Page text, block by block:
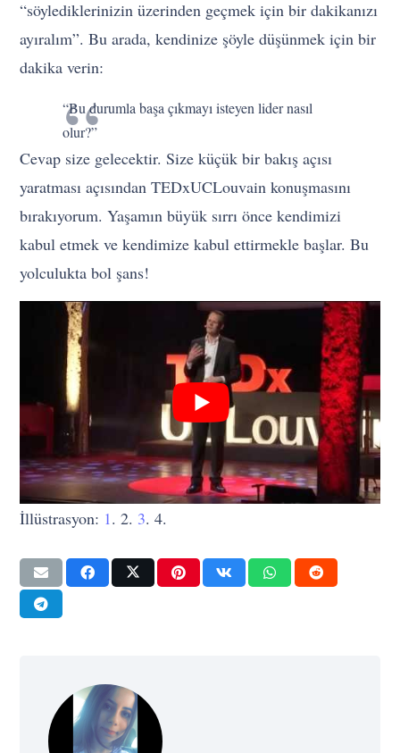
“söylediklerinizin üzerinden geçmek için bir dakikanızı
ayıralım”. Bu arada, kendinize şöyle düşünmek için bir
dakika verin:
“Bu durumla başa çıkmayı isteyen lider nasıl
olur?”
Cevap size gelecektir. Size küçük bir bakış açısı
yaratması açısından TEDxUCLouvain konuşmasını
bırakıyorum. Yaşamın büyük sırrı önce kendimizi
kabul etmek ve kendimize kabul ettirmekle başlar. Bu
yolculukta bol şans!
İllüstrasyon: 1. 2. 3. 4.